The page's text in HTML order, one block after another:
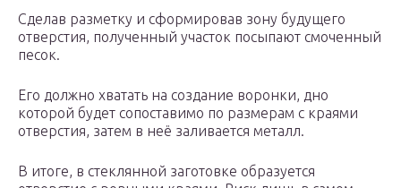
Сделав разметку и сформировав зону будущего
отверстия, полученный участок посыпают смоченный
песок.
Его должно хватать на создание воронки, дно
которой будет сопоставимо по размерам с краями
отверстия, затем в неё заливается металл.
В итоге, в стеклянной заготовке образуется